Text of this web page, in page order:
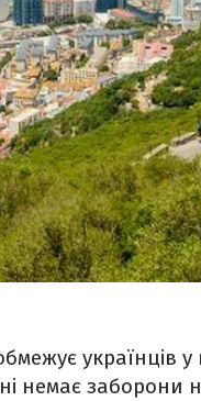
українців у
немає заборони